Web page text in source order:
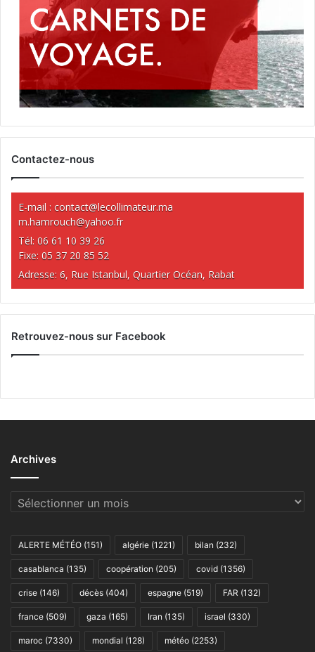
Contactez-nous
E-mail : contact@lecollimateur.ma
m.hamrouch@yahoo.fr
Tél: 06 61 10 39 26
Fixe: 05 37 20 85 52
Adresse: 6, Rue Istanbul, Quartier Océan, Rabat
Retrouvez-nous sur Facebook
Archives
Archives
ALERTE MÉTÉO (151) algérie (1221) bilan (232)
casablanca (135) coopération (205) covid (1356)
crise (146) décès (404) espagne (519) FAR (132)
france (509) gaza (165) Iran (135) israel (330)
maroc (7330) mondial (128) météo (2253)